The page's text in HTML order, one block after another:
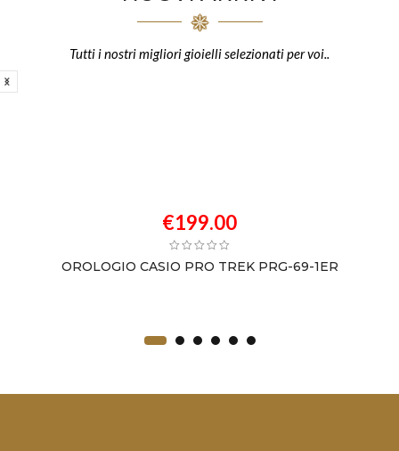
Tutti i nostri migliori gioielli selezionati per voi..
OROLOGIO CASIO PRO TREK PRG-69-1ER
€199.00